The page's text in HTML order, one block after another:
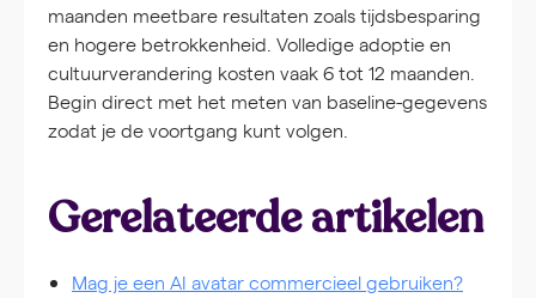
maanden meetbare resultaten zoals tijdsbesparing
en hogere betrokkenheid. Volledige adoptie en
cultuurverandering kosten vaak 6 tot 12 maanden.
Begin direct met het meten van baseline-gegevens
zodat je de voortgang kunt volgen.
Gerelateerde artikelen
Mag je een AI avatar commercieel gebruiken?